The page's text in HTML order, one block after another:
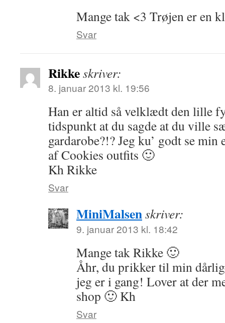
Mange tak <3 Trøjen er en
Svar
Rikkeskriver:
8. januar 2013 kl. 19:56
Han er altid så velklædt den lille
tidspunkt at du sagde at du ville
gardarobe?!? Jeg ku’ godt se
af Cookies outfits 🙂
Kh Rikke
Svar
MiniMalsenskriver:
9. januar 2013 kl. 18:42
Mange tak Rikke 🙂
Åhr, du prikker til min
jeg er i gang! Lover at der
shop 🙂 Kh
Svar